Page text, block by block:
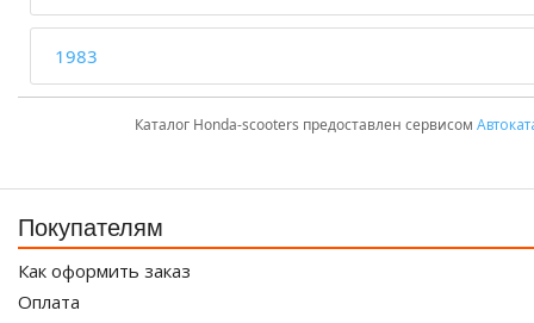
1983
Каталог Honda-scooters предоставлен сервисом
Покупателям
Как оформить заказ
Оплата